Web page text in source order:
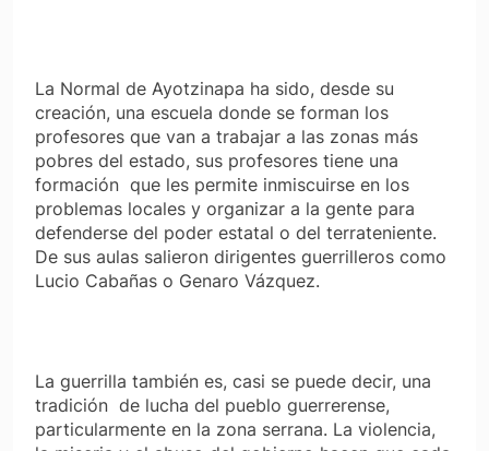
La Normal de Ayotzinapa ha sido, desde su
creación, una escuela donde se forman los
profesores que van a trabajar a las zonas más
pobres del estado, sus profesores tiene una
formación que les permite inmiscuirse en los
problemas locales y organizar a la gente para
defenderse del poder estatal o del terrateniente.
De sus aulas salieron dirigentes guerrilleros como
Lucio Cabañas o Genaro Vázquez.
La guerrilla también es, casi se puede decir, una
tradición de lucha del pueblo guerrerense,
particularmente en la zona serrana. La violencia,